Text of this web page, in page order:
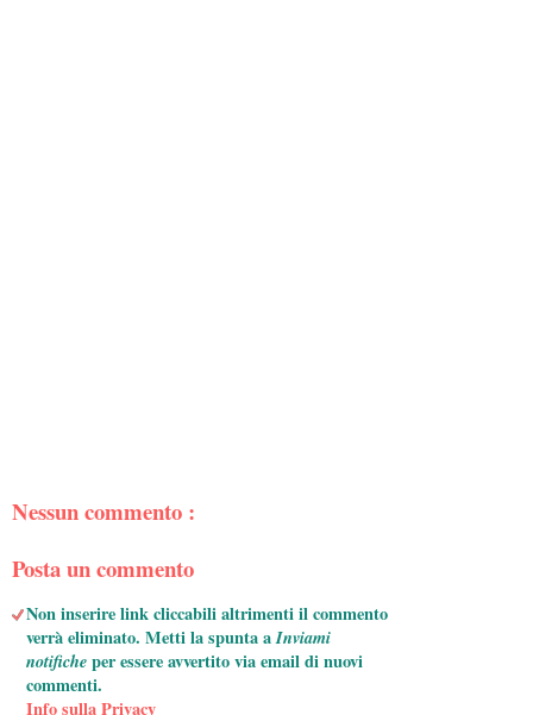
Nessun commento :
Posta un commento
Non inserire link cliccabili altrimenti il commento
verrà eliminato. Metti la spunta aInviami
notificheper essere avvertito via email di nuovi
commenti.
Info sulla Privacy